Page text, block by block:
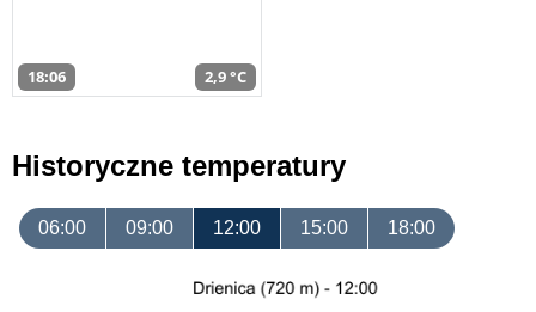
18:06 2,9 °C
Historyczne temperatury
06:00 09:00 12:00 15:00 18:00